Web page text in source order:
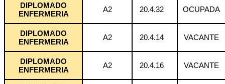
DIPLOMADO
ENFERMERIA
A2 20.4.32 OCUPADA
DIPLOMADO
ENFERMERIA
A2 20.4.14 VACANTE
DIPLOMADO
ENFERMERIA
A2 20.4.16 VACANTE